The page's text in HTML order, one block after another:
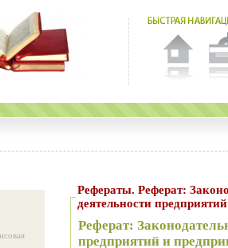
Рефераты. Реферат:
деятельности
Реферат:
предприятий и